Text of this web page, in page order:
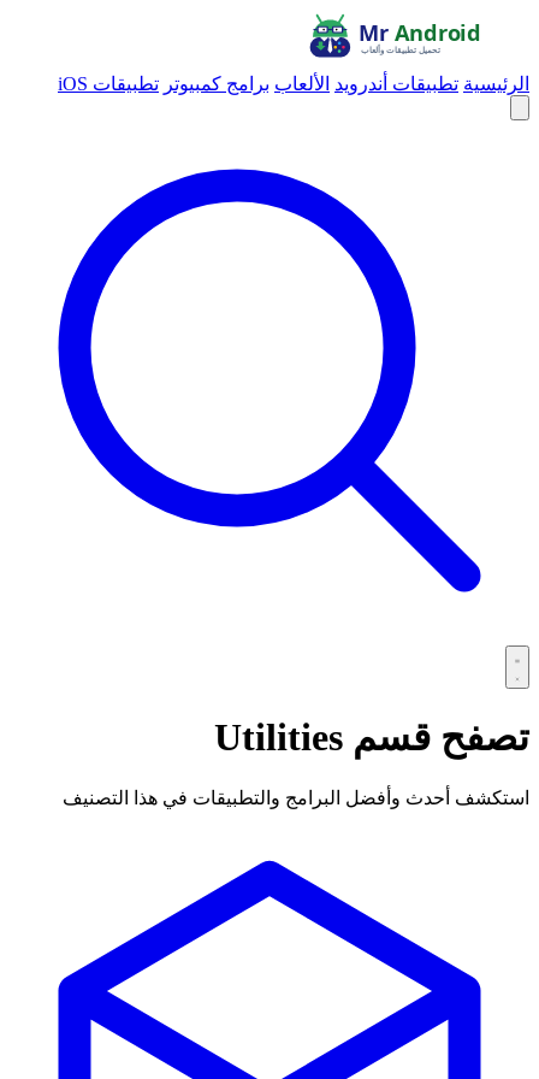
الرئيسية تطبيقات أندرويد الألعاب برامج كمبيوتر تطبيقات iOS
تصفح قسم Utilities
استكشف أحدث وأفضل البرامج والتطبيقات في هذا التصنيف